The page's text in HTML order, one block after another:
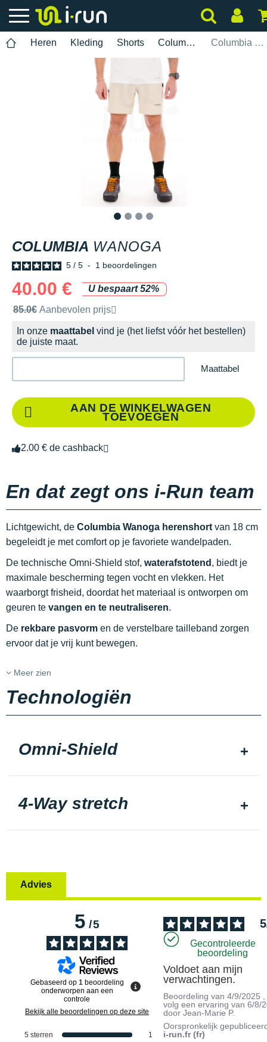
Heren Kleding Shorts Columbia Columbia Wanoga
COLUMBIA WANOGA
5 / 5 - 1 beoordelingen
40.00 €
U bespaart 52%
Door het merk aanbevolen verkoopprijs
85.0€ Aanbevolen prijs
In onze maattabel vind je (het liefst vóór het bestellen)
de juiste maat.
Maattabel
AAN DE WINKELWAGEN
TOEVOEGEN
2.00 € de cashback
En dat zegt ons i-Run team
Lichtgewicht, de Columbia Wanoga herenshort van 18 cm
begeleidt je met comfort op je favoriete wandelpaden.
De technische Omni-Shield stof, waterafstotend , biedt je
maximale bescherming tegen vocht en vlekken. Het
waarborgt frisheid, doordat het materiaal is ontworpen om
geuren te vangen en te neutraliseren.
De rekbare pasvorm en de verstelbare tailleband zorgen
ervoor dat je vrij kunt bewegen.
Meer zien
Technologiën
Omni-Shield
4-Way stretch
Advies
5/5
Gebaseerd op 1 beoordeling
onderworpen aan een
controle
Bekijk alle beoordelingen op deze site
5 sterren
1
5
Gecontroleerde
beoordeling
Voldoet aan mijn
verwachtingen.
Beoordeling van4/9/2025
volg een ervaring van6/8/
doorJean-Marie P.
Oorspronkelijk
i-run.fr (fr)